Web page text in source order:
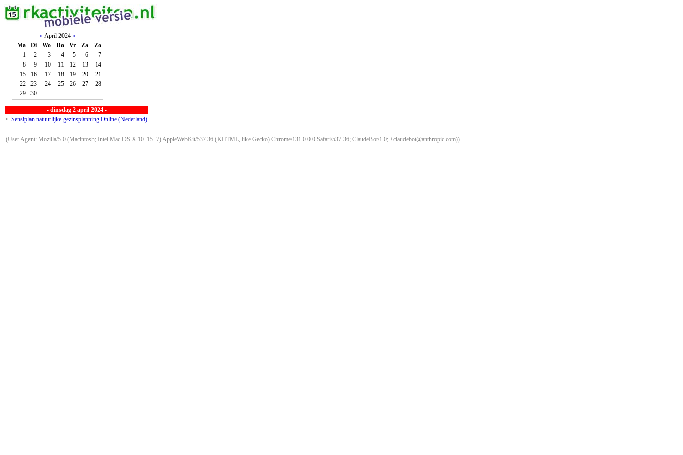
« April 2024 »
Ma
Di Wo Do Vr Za
Zo
1
2 3 4 5 6
7
8
9 10 11 12 13
14
15
16 17 18 19 20
21
22
23 24 25 26 27
28
29
30
- dinsdag 2 april 2024 -
• Sensiplan natuurlijke gezinsplanning Online (Nederland)
(User Agent: Mozilla/5.0 (Macintosh; Intel Mac OS X 10_15_7) AppleWebKit/537.36 (KHTML, like Gecko) Chrome/131.0.0.0 Safari/537.36; ClaudeBot/1.0; +claudebot@anthropic.com))